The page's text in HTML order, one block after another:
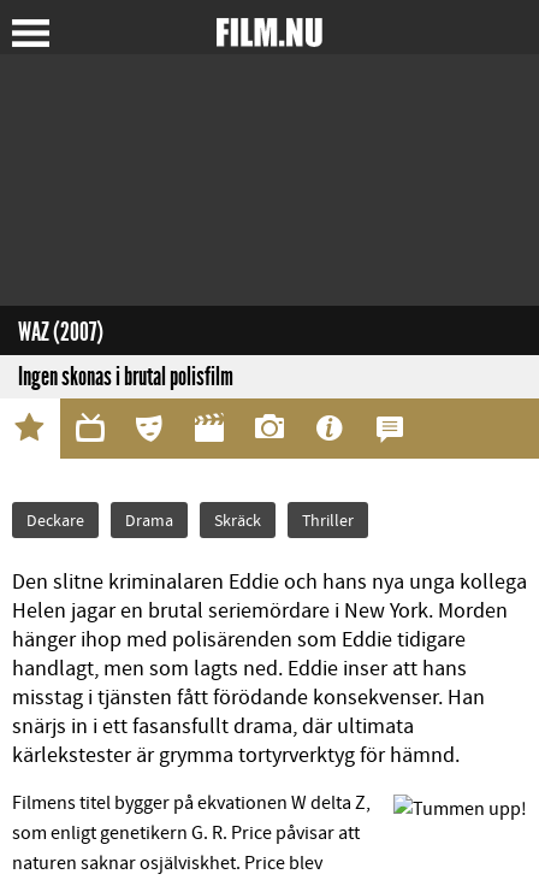
WAZ (2007)
Ingen skonas i brutal polisfilm
Deckare Drama Skräck Thriller
Den slitne kriminalaren Eddie och hans nya unga kollega
Helen jagar en brutal seriemördare i New York. Morden
hänger ihop med polisärenden som Eddie tidigare
handlagt, men som lagts ned. Eddie inser att hans
misstag i tjänsten fått förödande konsekvenser. Han
snärjs in i ett fasansfullt drama, där ultimata
kärlekstester är grymma tortyrverktyg för hämnd.
Filmens titel bygger på ekvationen W delta Z,
som enligt genetikern G. R. Price påvisar att
naturen saknar osjälviskhet. Price blev